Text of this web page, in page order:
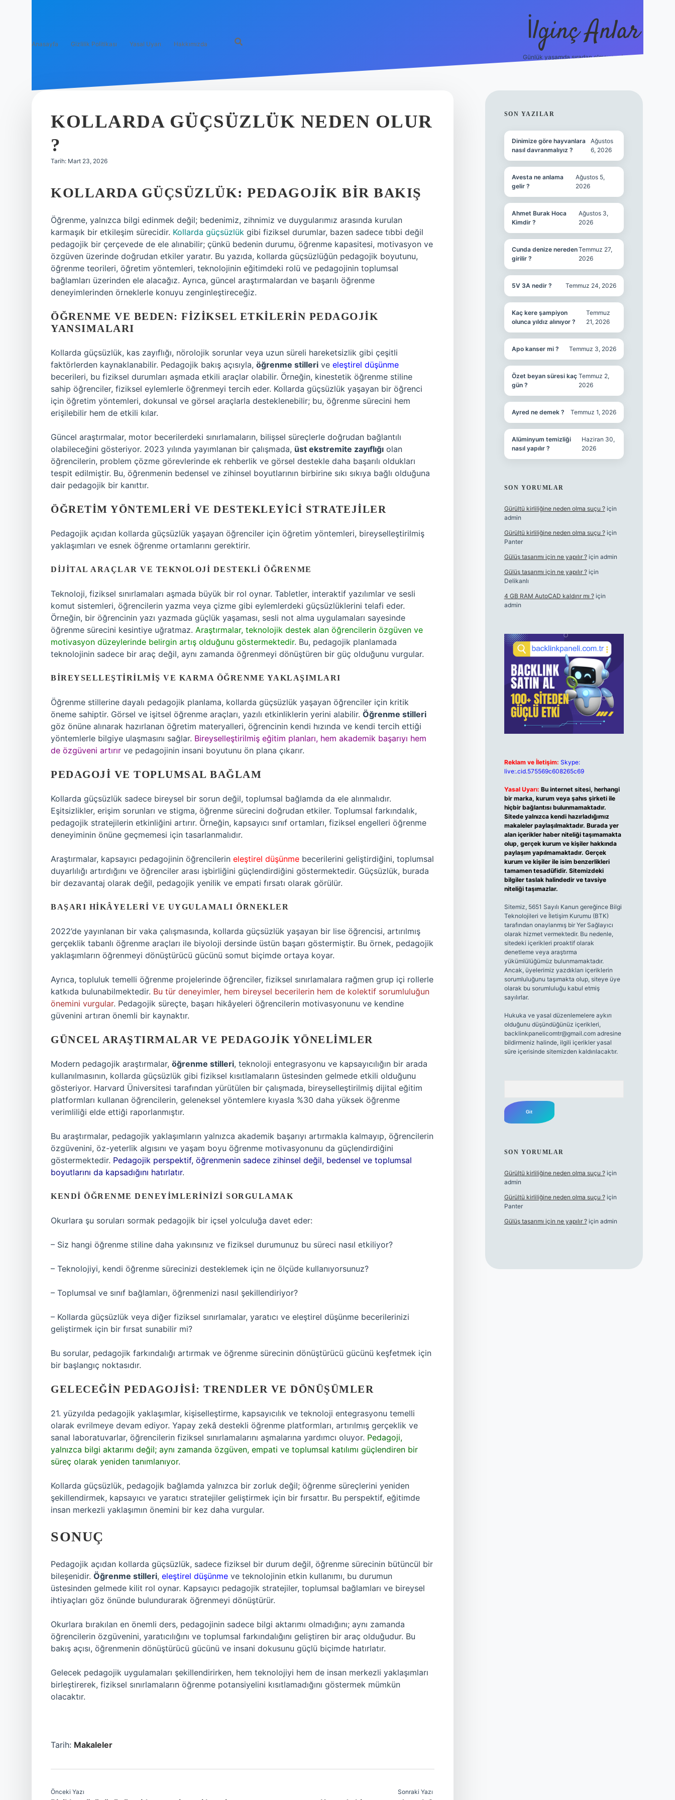
Anasayfa Gizlilik Politikası Yasal Uyarı Hakkımızda İlginç Anlar
Günlük yaşamda sıradan olmayan detaylar.
KOLLARDA GÜÇSÜZLÜK NEDEN OLUR
?
Tarih: Mart 23, 2026
KOLLARDA GÜÇSÜZLÜK: PEDAGOJIK BIR BAKIŞ
Öğrenme, yalnızca bilgi edinmek değil; bedenimiz, zihnimiz ve duygularımız arasında kurulan
karmaşık bir etkileşim sürecidir. Kollarda güçsüzlük gibi fiziksel durumlar, bazen sadece tıbbi değil
pedagojik bir çerçevede de ele alınabilir; çünkü bedenin durumu, öğrenme kapasitesi, motivasyon ve
özgüven üzerinde doğrudan etkiler yaratır. Bu yazıda, kollarda güçsüzlüğün pedagojik boyutunu,
öğrenme teorileri, öğretim yöntemleri, teknolojinin eğitimdeki rolü ve pedagojinin toplumsal
bağlamları üzerinden ele alacağız. Ayrıca, güncel araştırmalardan ve başarılı öğrenme
deneyimlerinden örneklerle konuyu zenginleştireceğiz.
ÖĞRENME VE BEDEN: FIZIKSEL ETKILERIN PEDAGOJIK
YANSIMALARI
Kollarda güçsüzlük, kas zayıflığı, nörolojik sorunlar veya uzun süreli hareketsizlik gibi çeşitli
faktörlerden kaynaklanabilir. Pedagojik bakış açısıyla, öğrenme stilleri ve eleştirel düşünme
becerileri, bu fiziksel durumları aşmada etkili araçlar olabilir. Örneğin, kinestetik öğrenme stiline
sahip öğrenciler, fiziksel eylemlerle öğrenmeyi tercih eder. Kollarda güçsüzlük yaşayan bir öğrenci
için öğretim yöntemleri, dokunsal ve görsel araçlarla desteklenebilir; bu, öğrenme sürecini hem
erişilebilir hem de etkili kılar.
Güncel araştırmalar, motor becerilerdeki sınırlamaların, bilişsel süreçlerle doğrudan bağlantılı
olabileceğini gösteriyor. 2023 yılında yayımlanan bir çalışmada, üst ekstremite zayıflığı olan
öğrencilerin, problem çözme görevlerinde ek rehberlik ve görsel destekle daha başarılı oldukları
tespit edilmiştir. Bu, öğrenmenin bedensel ve zihinsel boyutlarının birbirine sıkı sıkıya bağlı olduğuna
dair pedagojik bir kanıttır.
ÖĞRETIM YÖNTEMLERI VE DESTEKLEYICI STRATEJILER
Pedagojik açıdan kollarda güçsüzlük yaşayan öğrenciler için öğretim yöntemleri, bireyselleştirilmiş
yaklaşımları ve esnek öğrenme ortamlarını gerektirir.
DIJITAL ARAÇLAR VE TEKNOLOJI DESTEKLI ÖĞRENME
Teknoloji, fiziksel sınırlamaları aşmada büyük bir rol oynar. Tabletler, interaktif yazılımlar ve sesli
komut sistemleri, öğrencilerin yazma veya çizme gibi eylemlerdeki güçsüzlüklerini telafi eder.
Örneğin, bir öğrencinin yazı yazmada güçlük yaşaması, sesli not alma uygulamaları sayesinde
öğrenme sürecini kesintiye uğratmaz. Araştırmalar, teknolojik destek alan öğrencilerin özgüven ve
motivasyon düzeylerinde belirgin artış olduğunu göstermektedir. Bu, pedagojik planlamada
teknolojinin sadece bir araç değil, aynı zamanda öğrenmeyi dönüştüren bir güç olduğunu vurgular.
BIREYSELLEŞTIRILMIŞ VE KARMA ÖĞRENME YAKLAŞIMLARI
Öğrenme stillerine dayalı pedagojik planlama, kollarda güçsüzlük yaşayan öğrenciler için kritik
öneme sahiptir. Görsel ve işitsel öğrenme araçları, yazılı etkinliklerin yerini alabilir. Öğrenme stilleri
göz önüne alınarak hazırlanan öğretim materyalleri, öğrencinin kendi hızında ve kendi tercih ettiği
yöntemlerle bilgiye ulaşmasını sağlar. Bireyselleştirilmiş eğitim planları, hem akademik başarıyı hem
de özgüveni artırır ve pedagojinin insani boyutunu ön plana çıkarır.
PEDAGOJI VE TOPLUMSAL BAĞLAM
Kollarda güçsüzlük sadece bireysel bir sorun değil, toplumsal bağlamda da ele alınmalıdır.
Eşitsizlikler, erişim sorunları ve stigma, öğrenme sürecini doğrudan etkiler. Toplumsal farkındalık,
pedagojik stratejilerin etkinliğini artırır. Örneğin, kapsayıcı sınıf ortamları, fiziksel engelleri öğrenme
deneyiminin önüne geçmemesi için tasarlanmalıdır.
Araştırmalar, kapsayıcı pedagojinin öğrencilerin eleştirel düşünme becerilerini geliştirdiğini, toplumsal
duyarlılığı artırdığını ve öğrenciler arası işbirliğini güçlendirdiğini göstermektedir. Güçsüzlük, burada
bir dezavantaj olarak değil, pedagojik yenilik ve empati fırsatı olarak görülür.
BAŞARI HIKÂYELERI VE UYGULAMALI ÖRNEKLER
2022’de yayınlanan bir vaka çalışmasında, kollarda güçsüzlük yaşayan bir lise öğrencisi, artırılmış
gerçeklik tabanlı öğrenme araçları ile biyoloji dersinde üstün başarı göstermiştir. Bu örnek, pedagojik
yaklaşımların öğrenmeyi dönüştürücü gücünü somut biçimde ortaya koyar.
Ayrıca, topluluk temelli öğrenme projelerinde öğrenciler, fiziksel sınırlamalara rağmen grup içi rollerle
katkıda bulunabilmektedir. Bu tür deneyimler, hem bireysel becerilerin hem de kolektif sorumluluğun
önemini vurgular. Pedagojik süreçte, başarı hikâyeleri öğrencilerin motivasyonunu ve kendine
güvenini artıran önemli bir kaynaktır.
GÜNCEL ARAŞTIRMALAR VE PEDAGOJIK YÖNELIMLER
Modern pedagojik araştırmalar, öğrenme stilleri, teknoloji entegrasyonu ve kapsayıcılığın bir arada
kullanılmasının, kollarda güçsüzlük gibi fiziksel kısıtlamaların üstesinden gelmede etkili olduğunu
gösteriyor. Harvard Üniversitesi tarafından yürütülen bir çalışmada, bireyselleştirilmiş dijital eğitim
platformları kullanan öğrencilerin, geleneksel yöntemlere kıyasla %30 daha yüksek öğrenme
verimliliği elde ettiği raporlanmıştır.
Bu araştırmalar, pedagojik yaklaşımların yalnızca akademik başarıyı artırmakla kalmayıp, öğrencilerin
özgüvenini, öz-yeterlik algısını ve yaşam boyu öğrenme motivasyonunu da güçlendirdiğini
göstermektedir. Pedagojik perspektif, öğrenmenin sadece zihinsel değil, bedensel ve toplumsal
boyutlarını da kapsadığını hatırlatır.
KENDI ÖĞRENME DENEYIMLERINIZI SORGULAMAK
Okurlara şu soruları sormak pedagojik bir içsel yolculuğa davet eder:
– Siz hangi öğrenme stiline daha yakınsınız ve fiziksel durumunuz bu süreci nasıl etkiliyor?
– Teknolojiyi, kendi öğrenme sürecinizi desteklemek için ne ölçüde kullanıyorsunuz?
– Toplumsal ve sınıf bağlamları, öğrenmenizi nasıl şekillendiriyor?
– Kollarda güçsüzlük veya diğer fiziksel sınırlamalar, yaratıcı ve eleştirel düşünme becerilerinizi
geliştirmek için bir fırsat sunabilir mi?
Bu sorular, pedagojik farkındalığı artırmak ve öğrenme sürecinin dönüştürücü gücünü keşfetmek için
bir başlangıç noktasıdır.
GELECEĞIN PEDAGOJISI: TRENDLER VE DÖNÜŞÜMLER
21. yüzyılda pedagojik yaklaşımlar, kişiselleştirme, kapsayıcılık ve teknoloji entegrasyonu temelli
olarak evrilmeye devam ediyor. Yapay zekâ destekli öğrenme platformları, artırılmış gerçeklik ve
sanal laboratuvarlar, öğrencilerin fiziksel sınırlamalarını aşmalarına yardımcı oluyor. Pedagoji,
yalnızca bilgi aktarımı değil; aynı zamanda özgüven, empati ve toplumsal katılımı güçlendiren bir
süreç olarak yeniden tanımlanıyor.
Kollarda güçsüzlük, pedagojik bağlamda yalnızca bir zorluk değil; öğrenme süreçlerini yeniden
şekillendirmek, kapsayıcı ve yaratıcı stratejiler geliştirmek için bir fırsattır. Bu perspektif, eğitimde
insan merkezli yaklaşımın önemini bir kez daha vurgular.
SONUÇ
Pedagojik açıdan kollarda güçsüzlük, sadece fiziksel bir durum değil, öğrenme sürecinin bütüncül bir
bileşenidir. Öğrenme stilleri, eleştirel düşünme ve teknolojinin etkin kullanımı, bu durumun
üstesinden gelmede kilit rol oynar. Kapsayıcı pedagojik stratejiler, toplumsal bağlamları ve bireysel
ihtiyaçları göz önünde bulundurarak öğrenmeyi dönüştürür.
Okurlara bırakılan en önemli ders, pedagojinin sadece bilgi aktarımı olmadığını; aynı zamanda
öğrencilerin özgüvenini, yaratıcılığını ve toplumsal farkındalığını geliştiren bir araç olduğudur. Bu
bakış açısı, öğrenmenin dönüştürücü gücünü ve insani dokusunu güçlü biçimde hatırlatır.
Gelecek pedagojik uygulamaları şekillendirirken, hem teknolojiyi hem de insan merkezli yaklaşımları
birleştirerek, fiziksel sınırlamaların öğrenme potansiyelini kısıtlamadığını göstermek mümkün
olacaktır.
Tarih: Makaleler
Önceki Yazı Sonraki Yazı
SIDEBAR
SON YAZILAR
Dinimize göre hayvanlara
nasıl davranmalıyız ?
Ağustos
6, 2026
Avesta ne anlama
gelir ?
Ağustos 5,
2026
Ahmet Burak Hoca
Kimdir ?
Ağustos 3,
2026
Cunda denize nereden
girilir ?
Temmuz 27,
2026
5V 3A nedir ? Temmuz 24, 2026
Kaç kere şampiyon
olunca yıldız alınıyor ?
Temmuz
21, 2026
Apo kanser mi ? Temmuz 3, 2026
Özet beyan süresi kaç
gün ?
Temmuz 2,
2026
Ayred ne demek ? Temmuz 1, 2026
Alüminyum temizliği
nasıl yapılır ?
Haziran 30,
2026
SON YORUMLAR
Gürültü kirliliğine neden olma suçu ?için
admin
Gürültü kirliliğine neden olma suçu ?için
Panter
Gülüş tasarımı için ne yapılır ?için admin
Gülüş tasarımı için ne yapılır ?için
Delikanlı
4 GB RAM AutoCAD kaldırır mı ?için
admin
Reklam ve İletişim: Skype:
live:.cid.575569c608265c69
Yasal Uyarı: Bu internet sitesi, herhangi
bir marka, kurum veya şahıs şirketi ile
hiçbir bağlantısı bulunmamaktadır.
Sitede yalnızca kendi hazırladığımız
makaleler paylaşılmaktadır. Burada yer
alan içerikler haber niteliği taşımamakta
olup, gerçek kurum ve kişiler hakkında
paylaşım yapılmamaktadır. Gerçek
kurum ve kişiler ile isim benzerlikleri
tamamen tesadüfidir. Sitemizdeki
bilgiler taslak halindedir ve tavsiye
niteliği taşımazlar.
Sitemiz, 5651 Sayılı Kanun gereğince Bilgi
Teknolojileri ve İletişim Kurumu (BTK)
tarafından onaylanmış bir Yer Sağlayıcı
olarak hizmet vermektedir. Bu nedenle,
sitedeki içerikleri proaktif olarak
denetleme veya araştırma
yükümlülüğümüz bulunmamaktadır.
Ancak, üyelerimiz yazdıkları içeriklerin
sorumluluğunu taşımakta olup, siteye üye
olarak bu sorumluluğu kabul etmiş
sayılırlar.
Hukuka ve yasal düzenlemelere aykırı
olduğunu düşündüğünüz içerikleri,
backlinkpanelicomtr@gmail.comadresine
bildirmeniz halinde, ilgili içerikler yasal
süre içerisinde sitemizden kaldırılacaktır.
SON YORUMLAR
Gürültü kirliliğine neden olma suçu ?için
admin
Gürültü kirliliğine neden olma suçu ?için
Panter
Gülüş tasarımı için ne yapılır ?için admin
piabellacasino